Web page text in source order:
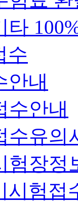
타
수
안내
수안내
수유의
험장정
시험접